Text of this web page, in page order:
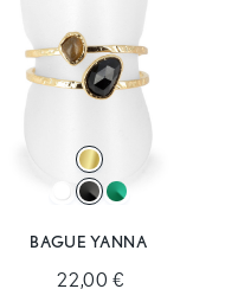
BAGUE YANNA
22,00 €